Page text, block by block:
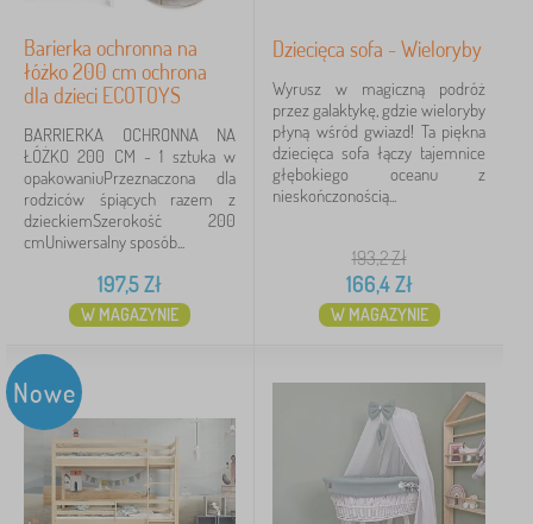
Barierka ochronna na
łóżko 200 cm ochrona
dla dzieci ECOTOYS
BARRIERKA OCHRONNA NA
ŁÓŻKO 200 CM - 1 sztuka w
opakowaniuPrzeznaczona dla
rodziców śpiących razem z
dzieckiemSzerokość 200
cmUniwersalny sposób...
197,5Zł
W MAGAZYNIE
Dziecięca sofa - Wieloryby
Wyrusz w magiczną podróż
przez galaktykę, gdzie wieloryby
płyną wśród gwiazd! Ta piękna
dziecięca sofa łączy tajemnice
głębokiego oceanu z
nieskończonością...
193,2Zł
166,4Zł
W MAGAZYNIE
Nowe